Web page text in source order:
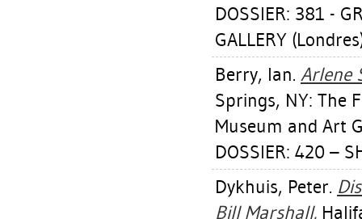
DOSSIER: 381 -
GALLERY
Berry, Ian. Arlene
Springs, NY: The
Museum and Art
DOSSIER: 420 –
Dykhuis, Peter.
Bill Marshall.